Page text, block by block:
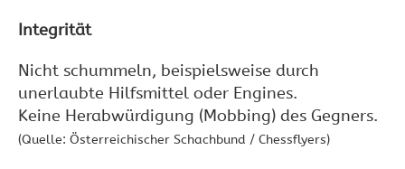
Integrität
Nicht schummeln, beispielsweise durch
unerlaubte Hilfsmittel oder Engines.
Keine Herabwürdigung (Mobbing) des Gegners.
(Quelle: Österreichischer Schachbund / Chessflyers)